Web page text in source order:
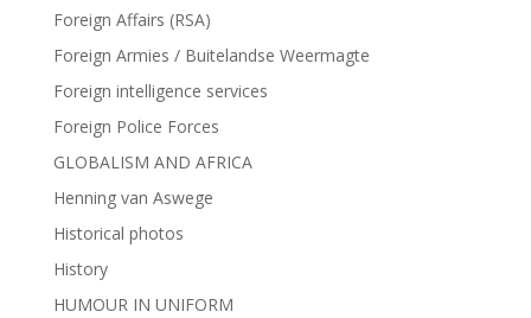
Foreign Affairs (RSA)
Foreign Armies / Buitelandse Weermagte
Foreign intelligence services
Foreign Police Forces
GLOBALISM AND AFRICA
Henning van Aswege
Historical photos
History
HUMOUR IN UNIFORM